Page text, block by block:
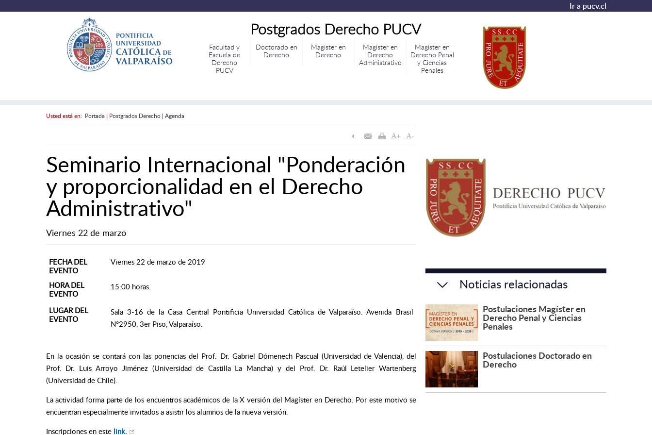
Ir a pucv.cl
Postgrados Derecho PUCV
Facultad y
Escuela de
Derecho
PUCV
Doctorado en
Derecho
Magíster en
Derecho
Magíster en
Derecho
Administrativo
Magíster en
Derecho Penal
y Ciencias
Penales
Usted está en: Portada| Postgrados Derecho| Agenda
Seminario Internacional "Ponderación
y proporcionalidad en el Derecho
Administrativo"
Viernes 22 de marzo
FECHA DEL
EVENTO
Viernes 22 de marzo de 2019
HORA DEL
EVENTO
15:00 horas.
LUGAR DEL
EVENTO
Sala 3-16 de la Casa Central Pontificia Universidad Católica de Valparaíso. Avenida Brasil
N°2950, 3er Piso, Valparaíso.
En la ocasión se contará con las ponencias del Prof. Dr. Gabriel Dómenech Pascual (Universidad de Valencia), del
Prof. Dr. Luis Arroyo Jiménez (Universidad de Castilla La Mancha) y del Prof. Dr. Raúl Letelier Wartenberg
(Universidad de Chile).
La actividad forma parte de los encuentros académicos de la X versión del Magíster en Derecho. Por este motivo se
encuentran especialmente invitados a asistir los alumnos de la nueva versión.
Inscripciones en este link.
Noticias relacionadas
Postulaciones Magíster en
Derecho Penal y Ciencias
Penales
Postulaciones Doctorado en
Derecho